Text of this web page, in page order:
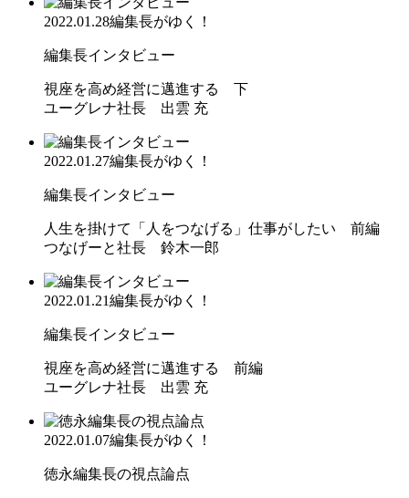
2022.01.28編集長がゆく！
編集長インタビュー
視座を高め経営に邁進する 下
ユーグレナ社長 出雲 充
2022.01.27編集長がゆく！
編集長インタビュー
人生を掛けて「人をつなげる」仕事がしたい 前編
つなげーと社長 鈴木一郎
2022.01.21編集長がゆく！
編集長インタビュー
視座を高め経営に邁進する 前編
ユーグレナ社長 出雲 充
2022.01.07編集長がゆく！
徳永編集長の視点論点